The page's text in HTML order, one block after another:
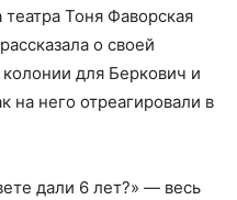
Тоня Фаворская
о своей
для Беркович и
на него отреагировали в
дали 6 лет?» — весь